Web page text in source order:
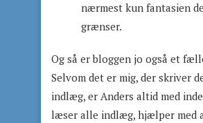
nærmest kun fantasien
grænser.
Og så er bloggen jo også et
Selvom det er mig, der skriver
indlæg, er Anders altid med
læser alle indlæg, hjælper med